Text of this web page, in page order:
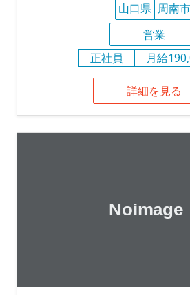
山口県 周南市
営業
正社員
月給
詳細を見る